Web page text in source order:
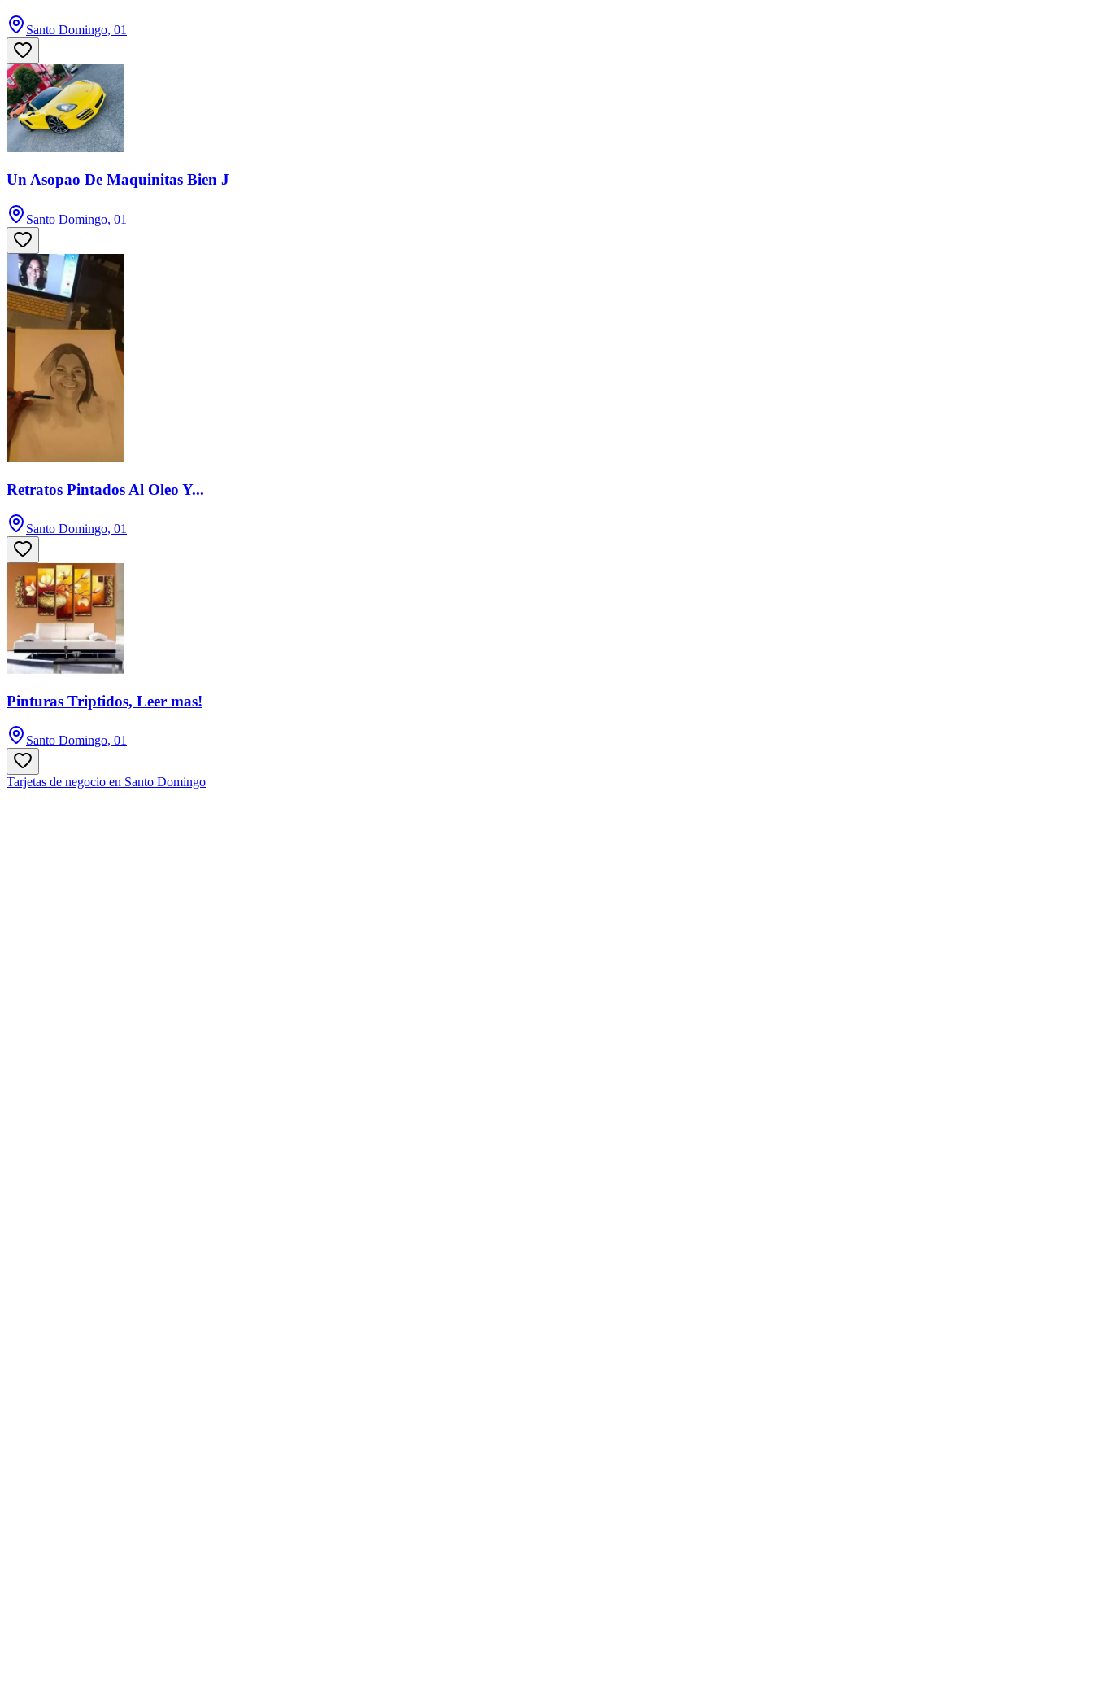
Santo Domingo, 01
Un Asopao De Maquinitas Bien J
Santo Domingo, 01
Retratos Pintados Al Oleo Y...
Santo Domingo, 01
Pinturas Triptidos, Leer mas!
Santo Domingo, 01
Tarjetas de negocio en Santo Domingo